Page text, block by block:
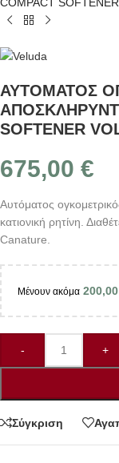
ΑΥΤΟΜΑΤΟΣ
SOFTENER
675,00 €
Αυτόματος
κατιονική ρητίνη.
Canature.
Μένουν ακόμα 200,00
- +
Σύγκριση